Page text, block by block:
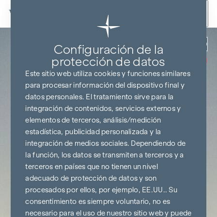
Ir al contenido
SIN COMISIONES
HASTA EL
INICIO DE LA
CONSTRUCCIÓN
Configuración de la
protección de datos
Este sitio web utiliza cookies y funciones similares
para procesar información del dispositivo final y
datos personales. El tratamiento sirve para la
integración de contenidos, servicios externos y
elementos de terceros, análisis/medición
estadística, publicidad personalizada y la
integración de medios sociales. Dependiendo de
la función, los datos se transmiten a terceros y a
terceros en países que no tienen un nivel
adecuado de protección de datos y son
procesados por ellos, por ejemplo, EE.UU.. Su
consentimiento es siempre voluntario, no es
necesario para el uso de nuestro sitio web y puede